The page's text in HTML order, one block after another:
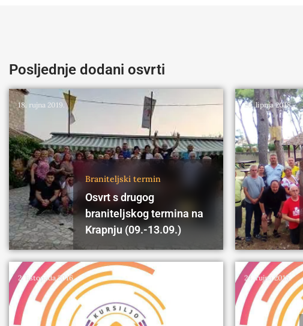
Posljednje dodani osvrti
18. rujna 2019.
Braniteljski termin
Osvrt s drugog
braniteljskog termina na
Krapnju (09.-13.09.)
26. lipnja 2018.
2. listopada 2016. 24. rujna 2015.